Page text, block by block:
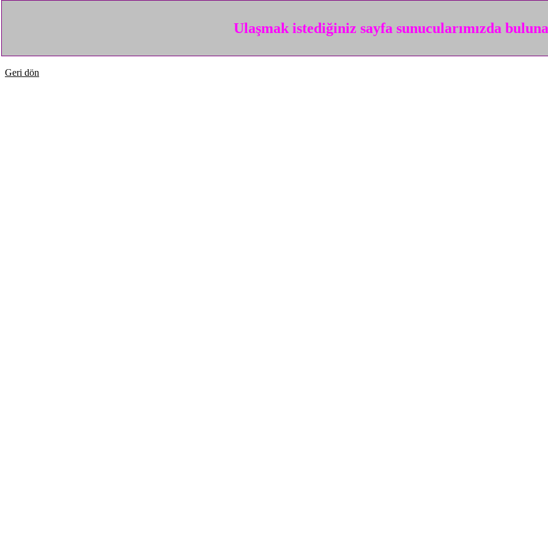
Ulaşmak istediğiniz sayfa sunucularımızda
Geri dön